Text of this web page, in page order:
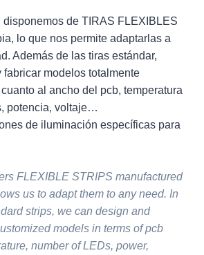
disponemos de TIRAS FLEXIBLES
lo que nos permite adaptarlas a
Además de las tiras estándar,
fabricar modelos totalmente
al ancho del pcb, temperatura
potencia, voltaje…
de iluminación específicas para
FLEXIBLE STRIPS manufactured
us to adapt them to any need. In
strips, we can design and
models in terms of pcb
number of LEDs, power,